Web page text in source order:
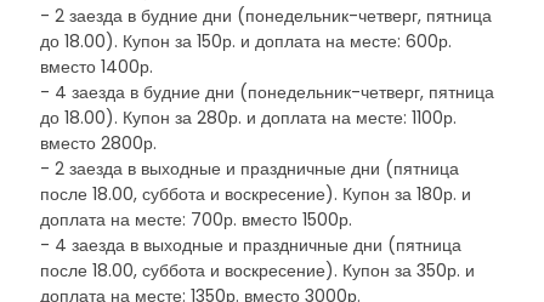
- 2 заезда в будние дни (понедельник-четверг, пятница
до 18.00). Купон за 150р. и доплата на месте: 600р.
вместо 1400р.
- 4 заезда в будние дни (понедельник-четверг, пятница
до 18.00). Купон за 280р. и доплата на месте: 1100р.
вместо 2800р.
- 2 заезда в выходные и праздничные дни (пятница
после 18.00, суббота и воскресение). Купон за 180р. и
доплата на месте: 700р. вместо 1500р.
- 4 заезда в выходные и праздничные дни (пятница
после 18.00, суббота и воскресение). Купон за 350р. и
доплата на месте: 1350р. вместо 3000р.